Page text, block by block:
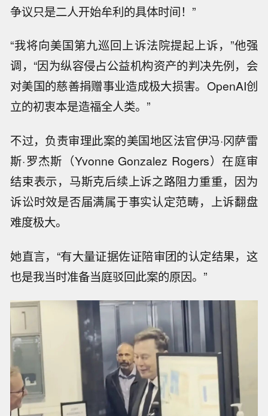
争议只是二人开始牟利的具体时间！”
“我将向美国第九巡回上诉法院提起上诉，”他强
调，“因为纵容侵占公益机构资产的判决先例，会
对美国的慈善捐赠事业造成极大损害。OpenAI创
立的初衷本是造福全人类。”
不过，负责审理此案的美国地区法官伊冯·冈萨雷
斯·罗杰斯（Yvonne Gonzalez Rogers）在庭审
结束表示，马斯克后续上诉之路阻力重重，因为
诉讼时效是否届满属于事实认定范畴，上诉翻盘
难度极大。
她直言，“有大量证据佐证陪审团的认定结果，这
也是我当时准备当庭驳回此案的原因。”